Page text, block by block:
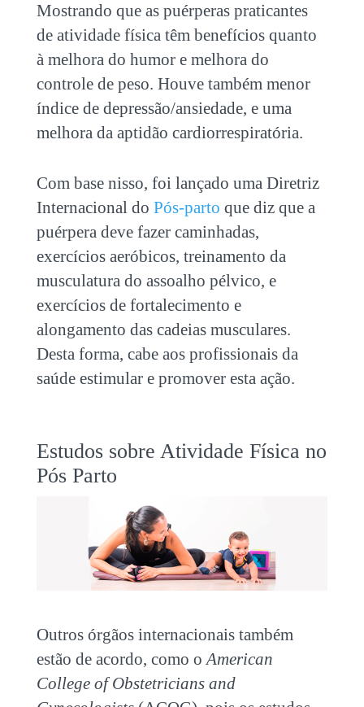
Mostrando que as puérperas praticantes
de atividade física têm benefícios quanto
à melhora do humor e melhora do
controle de peso. Houve também menor
índice de depressão/ansiedade, e uma
melhora da aptidão cardiorrespiratória.
Com base nisso, foi lançado uma Diretriz
Internacional do Pós-parto que diz que a
puérpera deve fazer caminhadas,
exercícios aeróbicos, treinamento da
musculatura do assoalho pélvico, e
exercícios de fortalecimento e
alongamento das cadeias musculares.
Desta forma, cabe aos profissionais da
saúde estimular e promover esta ação.
Estudos sobre Atividade Física no
Pós Parto
Outros órgãos internacionais também
estão de acordo, como oAmerican
College of Obstetricians and